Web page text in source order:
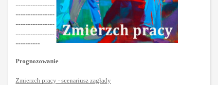
----------------
----------------
----------------
----------------
----------
Prognozowanie
Zmierzch pracy - scenariusz zagłady